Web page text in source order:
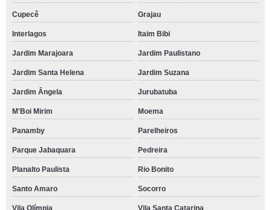
Cupecê Grajau
Interlagos Itaim Bibi
Jardim Marajoara Jardim Paulistano
Jardim Santa Helena Jardim Suzana
Jardim Ângela Jurubatuba
M'Boi Mirim Moema
Panamby Parelheiros
Parque Jabaquara Pedreira
Planalto Paulista Rio Bonito
Santo Amaro Socorro
Vila Olímpia Vila Santa Catarina